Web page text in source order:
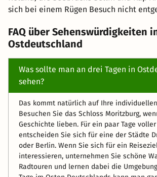
sich bei einem Rügen Besuch nicht
FAQ über Sehenswürdigkeiten
Ostdeutschland
Was sollte man an drei Tagen in
sehen?
Das kommt natürlich auf Ihre
Besuchen Sie das Schloss Moritzburg,
Geschichte lieben. Für ein paar Tage
entscheiden Sie sich für eine der Städte
oder Berlin. Wenn Sie sich für ein
interessieren, unternehmen Sie schöne
Radtouren und lernen dabei die